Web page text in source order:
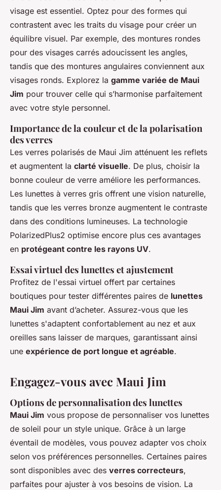
visage est essentiel. Optez pour des formes qui
contrastent avec les traits du visage pour créer un
équilibre visuel. Par exemple, des montures rondes
pour des visages carrés adoucissent les angles,
tandis que des montures angulaires conviennent aux
visages ronds. Explorez la gamme variée de Maui
Jim pour trouver celle qui s’harmonise parfaitement
avec votre style personnel.
Importance de la couleur et de la polarisation
des verres
Les verres polarisés de Maui Jim atténuent les reflets
et augmentent la clarté visuelle. De plus, choisir la
bonne couleur de verre améliore les performances.
Les lunettes à verres gris offrent une vision naturelle,
tandis que les verres bronze augmentent le contraste
dans des conditions lumineuses. La technologie
PolarizedPlus2 optimise encore plus ces avantages
en protégeant contre les rayons UV.
Essai virtuel des lunettes et ajustement
Profitez de l'essai virtuel offert par certaines
boutiques pour tester différentes paires de lunettes
Maui Jim avant d’acheter. Assurez-vous que les
lunettes s'adaptent confortablement au nez et aux
oreilles sans laisser de marques, garantissant ainsi
une expérience de port longue et agréable.
Engagez-vous avec Maui Jim
Options de personnalisation des lunettes
Maui Jim vous propose de personnaliser vos lunettes
de soleil pour un style unique. Grâce à un large
éventail de modèles, vous pouvez adapter vos choix
selon vos préférences personnelles. Certaines paires
sont disponibles avec des verres correcteurs,
parfaites pour ajuster à vos besoins de vision. La